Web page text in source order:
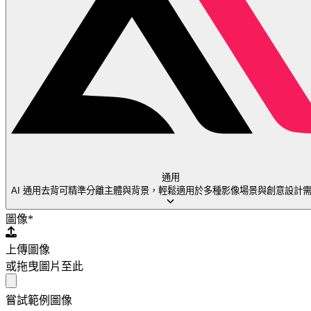
通用
AI 通用去背可精準分離主體與背景，輕鬆適用於多種影像場景與創意設計
圖像*
上傳圖像
或拖曳圖片至此
嘗試範例圖像